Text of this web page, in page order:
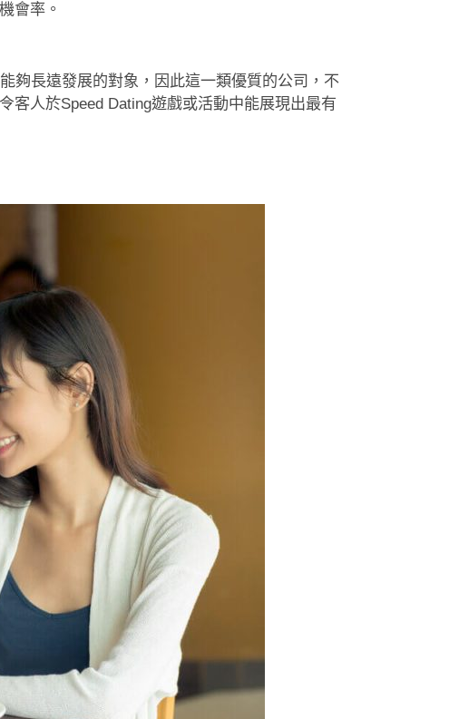
會率。
夠長遠發展的對象，因此這一類優質的公司，不
客人於Speed Dating遊戲或活動中能展現出最有